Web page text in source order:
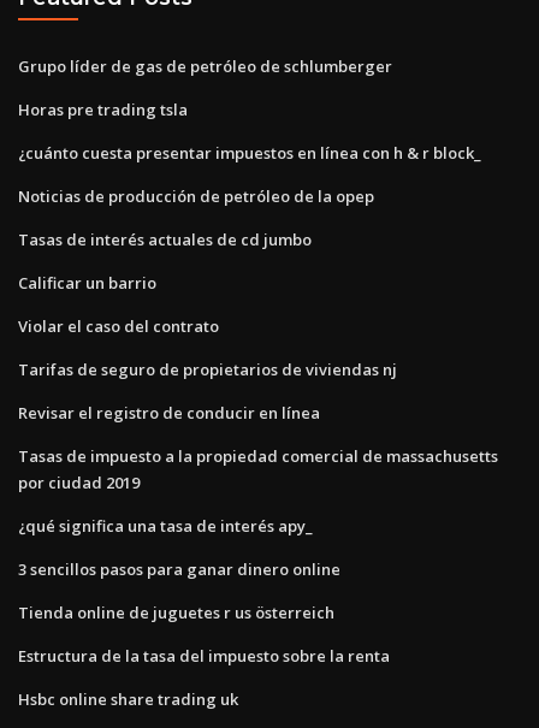
Grupo líder de gas de petróleo de schlumberger
Horas pre trading tsla
¿cuánto cuesta presentar impuestos en línea con h & r block_
Noticias de producción de petróleo de la opep
Tasas de interés actuales de cd jumbo
Calificar un barrio
Violar el caso del contrato
Tarifas de seguro de propietarios de viviendas nj
Revisar el registro de conducir en línea
Tasas de impuesto a la propiedad comercial de massachusetts
por ciudad 2019
¿qué significa una tasa de interés apy_
3 sencillos pasos para ganar dinero online
Tienda online de juguetes r us österreich
Estructura de la tasa del impuesto sobre la renta
Hsbc online share trading uk